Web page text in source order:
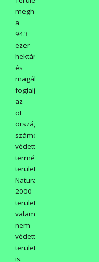
meghaladja
a
943
ezer
hektárt,
és
magában
foglalja
az
öt
ország
számos
védett
természeti
területét,
Natura
2000
területét,
valamint
nem
védett
területeket
is.